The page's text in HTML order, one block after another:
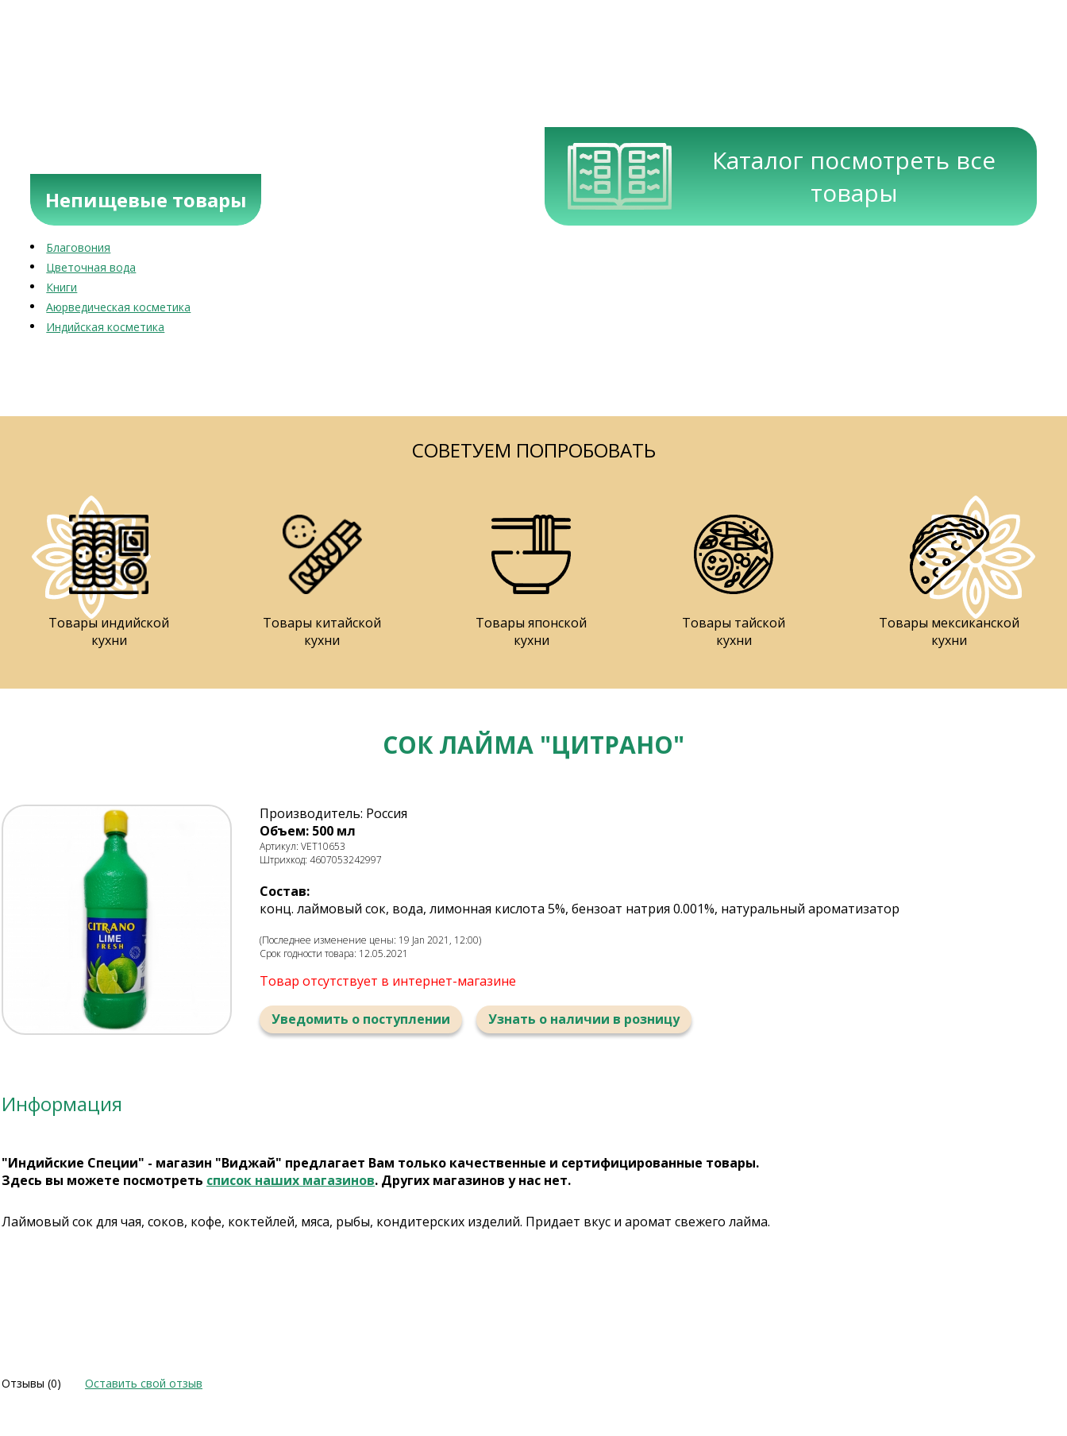
Непищевые товары
Благовония
Цветочная вода
Книги
Аюрведическая косметика
Индийская косметика
Каталог посмотреть все
товары
СОВЕТУЕМ ПОПРОБОВАТЬ
Товары индийской
кухни
Товары китайской
кухни
Товары японской
кухни
Товары тайской
кухни
Товары мексиканской
кухни
СОК ЛАЙМА "ЦИТРАНО"
Производитель: Россия
Объем: 500 мл
Артикул: VET10653
Штрихкод: 4607053242997
Состав:
конц. лаймовый сок, вода, лимонная кислота 5%, бензоат натрия 0.001%, натуральный ароматизатор
(Последнее изменение цены: 19 Jan 2021, 12:00)
Срок годности товара: 12.05.2021
Товар отсутствует в интернет-магазине
Уведомить о поступлении Узнать о наличии в розницу
Информация
"Индийские Специи" - магазин "Виджай" предлагает Вам только качественные и сертифицированные товары.
Здесь вы можете посмотреть список наших магазинов. Других магазинов у нас нет.
Лаймовый сок для чая, соков, кофе, коктейлей, мяса, рыбы, кондитерских изделий. Придает вкус и аромат свежего лайма.
Отзывы (0) Оставить свой отзыв